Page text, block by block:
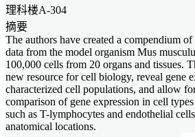
理科楼A-304
摘要
The authors have created a compendium
data from the model organism Mus
100,000 cells from 20 organs and tissues.
new resource for cell biology, reveal gene
characterized cell populations, and allow
comparison of gene expression in cell
such as T-lymphocytes and endothelial
anatomical locations.